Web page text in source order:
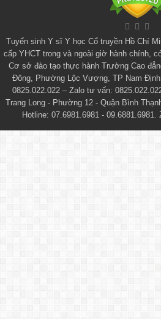
Tuyển sinh Y sĩ Y học Cổ truyền Hồ Chí
cấp YHCT trong và ngoài giờ hành chính,
Cơ sở đào tạo thực hành Trường Cao
Đông, Phường Lộc Vượng, TP Nam
0825.022.022 – Zalo tư vấn:
Trang Long - Phường 12 - Quận Bình
Hotline: 07.6981.6981 -